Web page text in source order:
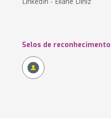
Selos de reconhecimento